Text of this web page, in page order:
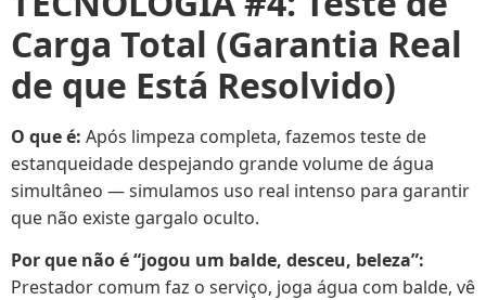
Carga Total (Garantia Real
de que Está Resolvido)
O que é: Após limpeza completa, fazemos teste de
estanqueidade despejando grande volume de água
simultâneo — simulamos uso real intenso para garantir
que não existe gargalo oculto.
Por que não é “jogou um balde, desceu, beleza”:
Prestador comum faz o serviço, joga água com balde, vê